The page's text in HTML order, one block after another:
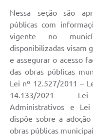
Nessa seção são
públicas com
vigente no
disponibilizadas visam
e assegurar o acesso
das obras públicas
Lei nº 12.527/2011 –
14.133/2021 –
Administrativos e
dispõe sobre a
obras públicas